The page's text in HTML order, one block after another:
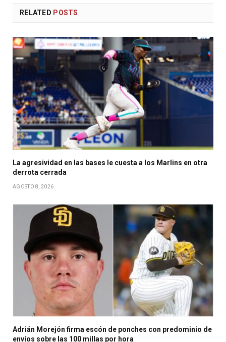
RELATED POSTS
La agresividad en las bases le cuesta a los Marlins en otra
derrota cerrada
AGOSTO 8, 2026
Adrián Morejón firma escón de ponches con predominio de
envíos sobre las 100 millas por hora